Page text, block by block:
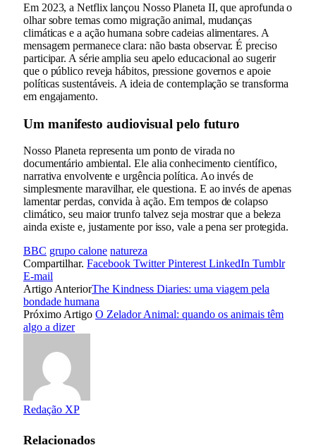
Em 2023, a Netflix lançou Nosso Planeta II, que aprofunda o
olhar sobre temas como migração animal, mudanças
climáticas e a ação humana sobre cadeias alimentares. A
mensagem permanece clara: não basta observar. É preciso
participar. A série amplia seu apelo educacional ao sugerir
que o público reveja hábitos, pressione governos e apoie
políticas sustentáveis. A ideia de contemplação se transforma
em engajamento.
Um manifesto audiovisual pelo futuro
Nosso Planeta representa um ponto de virada no
documentário ambiental. Ele alia conhecimento científico,
narrativa envolvente e urgência política. Ao invés de
simplesmente maravilhar, ele questiona. E ao invés de apenas
lamentar perdas, convida à ação. Em tempos de colapso
climático, seu maior trunfo talvez seja mostrar que a beleza
ainda existe e, justamente por isso, vale a pena ser protegida.
BBC grupo calone natureza
Compartilhar. Facebook Twitter Pinterest LinkedIn Tumblr
E-mail
Artigo AnteriorThe Kindness Diaries: uma viagem pela
bondade humana
Próximo Artigo O Zelador Animal: quando os animais têm
algo a dizer
Redação XP
Relacionados